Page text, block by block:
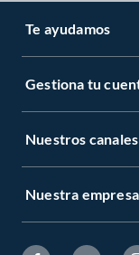
Te ayudamos
Gestiona tu
Nuestros canales
Nuestra empresa